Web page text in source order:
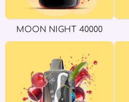
MOON NIGHT 40000